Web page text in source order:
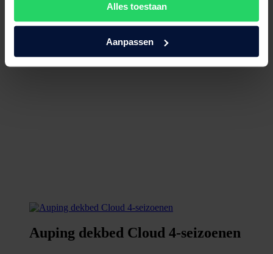
Alles toestaan
Aanpassen
Auping dekbed Cloud 4-seizoenen